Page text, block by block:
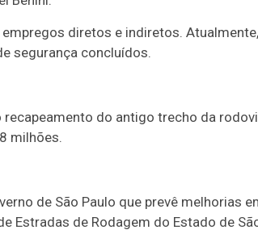
diretos e indiretos.
segurança concluídos.
do antigo trecho da
milhões.
de São Paulo que prevê melhorias
Estradas de Rodagem do Estado de